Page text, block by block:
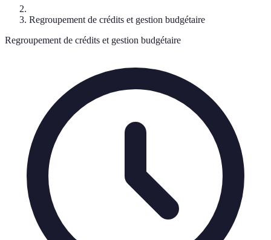
Regroupement de crédits et gestion budgétaire
Regroupement de crédits et gestion budgétaire